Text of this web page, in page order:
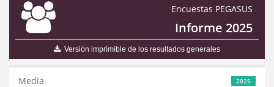
Encuestas PEGASUS
Informe 2025
Versión imprimible de los resultados generales
2025
Media